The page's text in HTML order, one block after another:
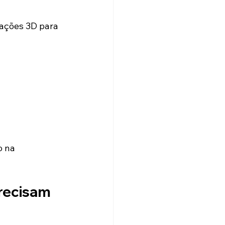
3D para
na